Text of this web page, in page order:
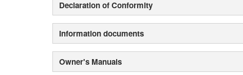
Declaration of Conformity
Information documents
Owner's Manuals